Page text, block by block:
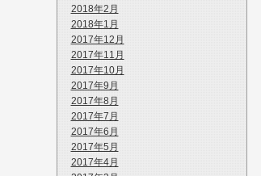
2018年2月
2018年1月
2017年12月
2017年11月
2017年10月
2017年9月
2017年8月
2017年7月
2017年6月
2017年5月
2017年4月